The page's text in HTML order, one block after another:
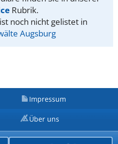
Rubrik.
noch nicht gelistet in
Augsburg
Impressum
Über uns